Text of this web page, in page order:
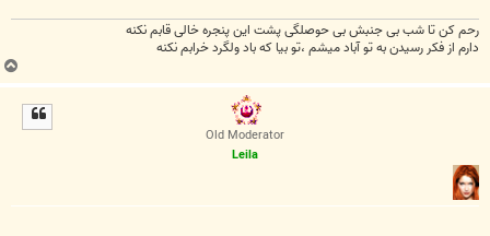
رحم کن تا شب بی جنبش بی حوصلگی پشت این پنجره خالی قابم نکنه
دارم از فکر رسیدن به تو آباد میشم ،تو بیا که باد ولگرد خرابم نکنه
ب
ا
Old Moderator
Leila